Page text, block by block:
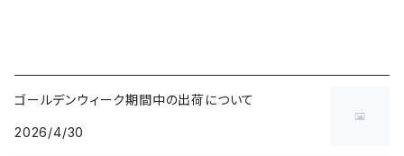
ゴールデンウィーク期間中の出荷について
2026/4/30